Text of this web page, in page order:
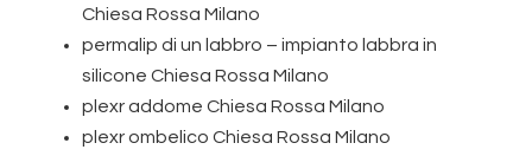
Chiesa Rossa Milano
permalip di un labbro – impianto labbra in
silicone Chiesa Rossa Milano
plexr addome Chiesa Rossa Milano
plexr ombelico Chiesa Rossa Milano